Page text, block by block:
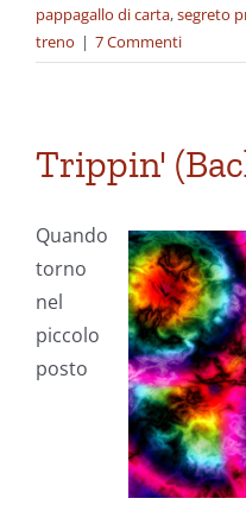
pappagallo di carta,segreto
treno | 7 Commenti
Trippin'
Quando
torno
nel
piccolo
posto